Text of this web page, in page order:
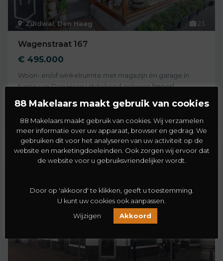
23
Zuidwal Den Haag
Wagenstraat 167
€ 495.000
Woon- en/of winkelruimte met magazijn én garage in
hartje van Den Haag Uitstekend gelegen[meer]
1
1 173 m
Koopwoning Verkocht
88 Makelaars maakt gebruik van cookies
88 Makelaars maakt gebruik van cookies. Wij verzamelen
meer informatie over uw apparaat, browser en gedrag. We
gebruiken dit voor het analyseren van uw activiteit op de
website en marketingdoeleinden. Ook zorgen wij ervoor dat
de website voor u gebruiksvriendelijker wordt.
Door op 'akkoord' te klikken, geeft u toestemming.
U kunt uw cookies ook aanpassen.
Wijzigen
Akkoord